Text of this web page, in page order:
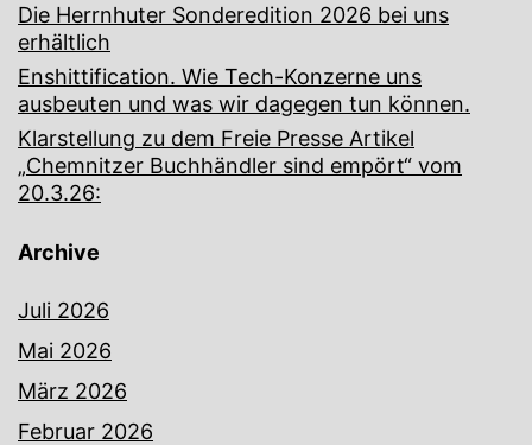
Die Herrnhuter Sonderedition 2026 bei uns
erhältlich
Enshittification. Wie Tech-Konzerne uns
ausbeuten und was wir dagegen tun können.
Klarstellung zu dem Freie Presse Artikel
„Chemnitzer Buchhändler sind empört“ vom
20.3.26:
Archive
Juli 2026
Mai 2026
März 2026
Februar 2026